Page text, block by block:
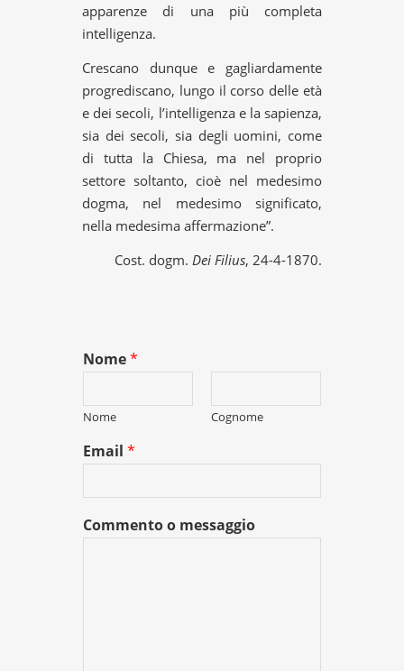
apparenze di una più completa
intelligenza.
Crescano dunque e gagliardamente
progrediscano, lungo il corso delle età
e dei secoli, l’intelligenza e la sapienza,
sia dei secoli, sia degli uomini, come
di tutta la Chiesa, ma nel proprio
settore soltanto, cioè nel medesimo
dogma, nel medesimo significato,
nella medesima affermazione”.
Cost. dogm. Dei Filius, 24-4-1870.
Nome*
Nome Cognome
Email*
Commento o messaggio